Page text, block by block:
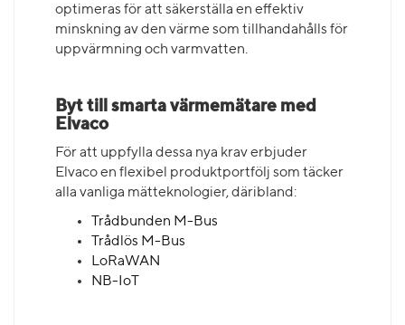
optimeras för att säkerställa en effektiv
minskning av den värme som tillhandahålls för
uppvärmning och varmvatten.
Byt till smarta värmemätare med
Elvaco
För att uppfylla dessa nya krav erbjuder
Elvaco en flexibel produktportfölj som täcker
alla vanliga mätteknologier, däribland:
Trådbunden M-Bus
Trådlös M-Bus
LoRaWAN
NB-IoT